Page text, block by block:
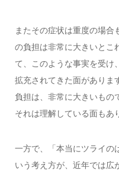
またその症状は重度の場合
の負担は非常に大きいとこ
て、このような事実を受け
拡充されてきた面がありま
負担は、非常に大きいもの
それは理解している面もあ
一方で、「本当にツライの
いう考え方が、近年では広